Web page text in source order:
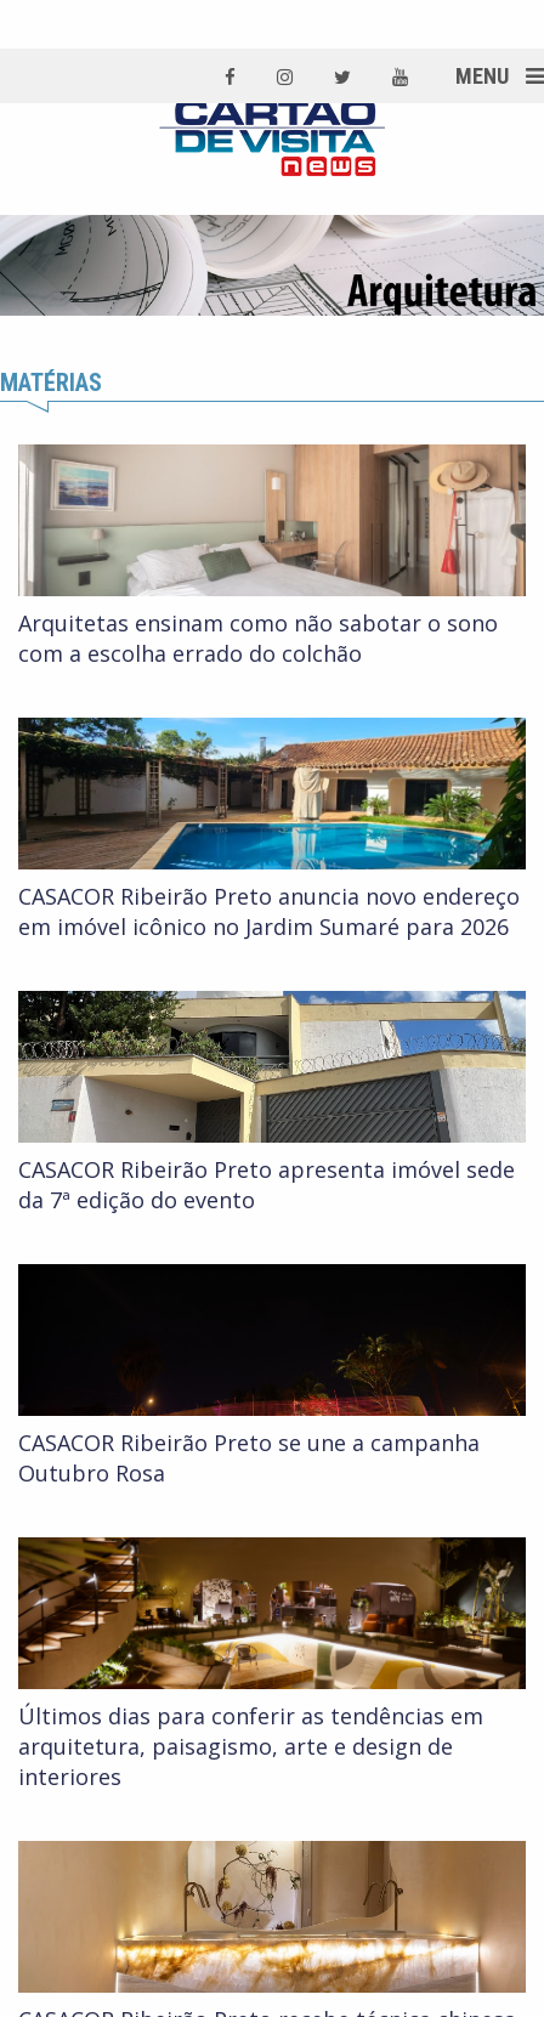
MENU
MATÉRIAS
Arquitetas ensinam como não sabotar o sono
com a escolha errado do colchão
CASACOR Ribeirão Preto anuncia novo endereço
em imóvel icônico no Jardim Sumaré para 2026
CASACOR Ribeirão Preto apresenta imóvel sede
da 7ª edição do evento
CASACOR Ribeirão Preto se une a campanha
Outubro Rosa
Últimos dias para conferir as tendências em
arquitetura, paisagismo, arte e design de
interiores